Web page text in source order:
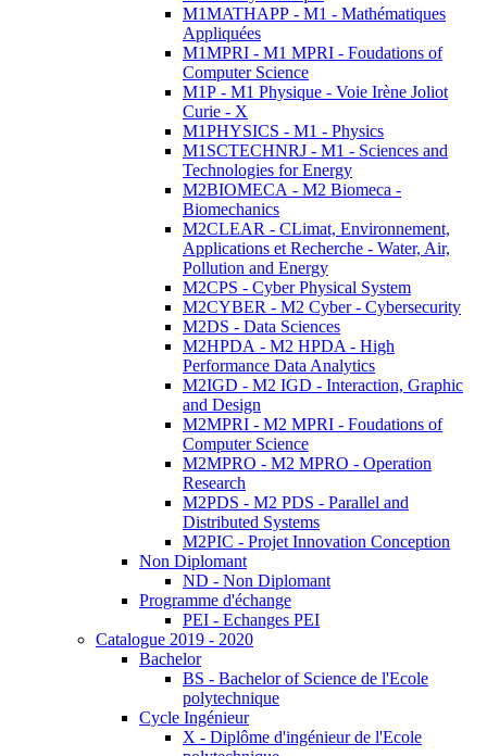
M1MATHAPP - M1 - Mathématiques
Appliquées
M1MPRI - M1 MPRI - Foudations of
Computer Science
M1P - M1 Physique - Voie Irène Joliot
Curie - X
M1PHYSICS - M1 - Physics
M1SCTECHNRJ - M1 - Sciences and
Technologies for Energy
M2BIOMECA - M2 Biomeca -
Biomechanics
M2CLEAR - CLimat, Environnement,
Applications et Recherche - Water, Air,
Pollution and Energy
M2CPS - Cyber Physical System
M2CYBER - M2 Cyber - Cybersecurity
M2DS - Data Sciences
M2HPDA - M2 HPDA - High
Performance Data Analytics
M2IGD - M2 IGD - Interaction, Graphic
and Design
M2MPRI - M2 MPRI - Foudations of
Computer Science
M2MPRO - M2 MPRO - Operation
Research
M2PDS - M2 PDS - Parallel and
Distributed Systems
M2PIC - Projet Innovation Conception
Non Diplomant
ND - Non Diplomant
Programme d'échange
PEI - Echanges PEI
Catalogue 2019 - 2020
Bachelor
BS - Bachelor of Science de l'Ecole
polytechnique
Cycle Ingénieur
X - Diplôme d'ingénieur de l'Ecole